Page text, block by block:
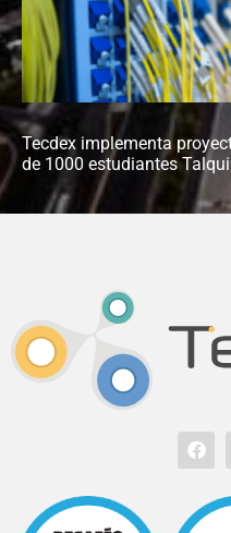
Tecdex implementa
de 1000 estudiantes